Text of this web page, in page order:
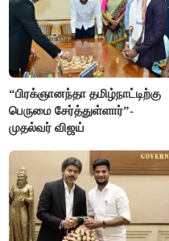
“பிரக்ஞானந்தா தமிழ்நாட்டிற்கு
பெருமை சேர்த்துள்ளார்”-
முதல்வர் விஜய்